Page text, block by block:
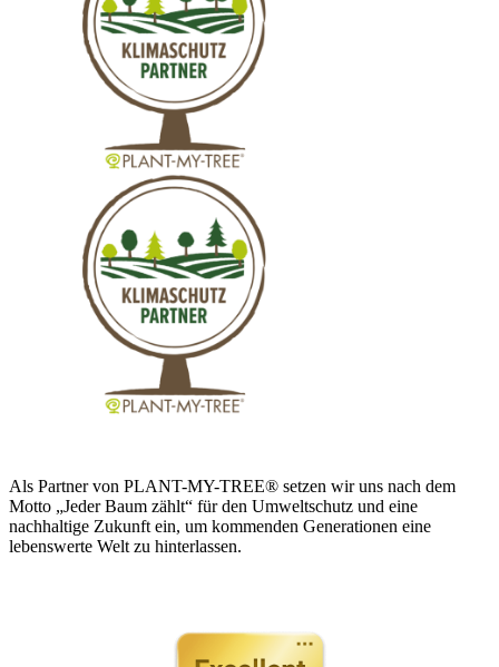
Als Partner von PLANT-MY-TREE® setzen wir uns nach dem
Motto „Jeder Baum zählt“ für den Umweltschutz und eine
nachhaltige Zukunft ein, um kommenden Generationen eine
lebenswerte Welt zu hinterlassen.